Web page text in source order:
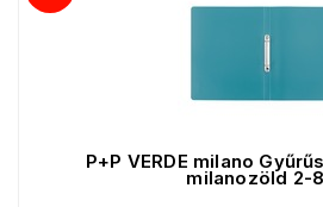
P+P VERDE milano
milanozöld 2-